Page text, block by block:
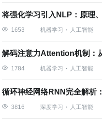
test_add(self):
self
.assertEqual(1 +
test_subtract(self):
self
.assertEqual(3
'__main__' :
. main
中运行这个脚本，就会执行
将强化学习引入NLP：原理
1653 机器学习 人工智能
解码注意力Attention机制：
1784 机器学习 人工智能
循环神经网络RNN完全解析
3816 深度学习 人工智能